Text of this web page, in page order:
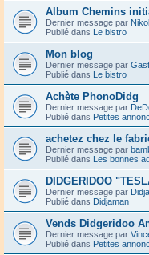
Album Chemins
Dernier message par
Publié dans Le bistro
Mon blog
Dernier message par
Publié dans Le bistro
Achète PhonoDidg
Dernier message par
Publié dans Petites
achetez chez le
Dernier message par
Publié dans Les bonnes
DIDGERIDOO
Dernier message par
Publié dans Didjaman
Vends Didgeridoo
Dernier message par
Publié dans Petites